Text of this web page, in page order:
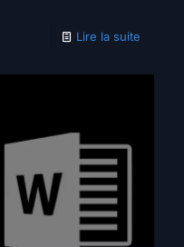
Lire la suite